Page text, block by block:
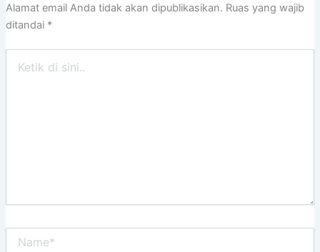
Alamat email Anda tidak akan dipublikasikan. Ruas yang wajib
ditandai *